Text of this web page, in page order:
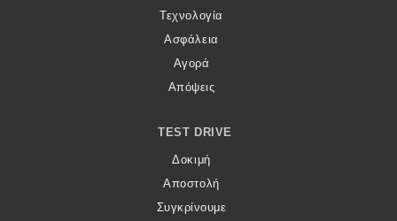
Τεχνολογία
Ασφάλεια
Αγορά
Απόψεις
TEST DRIVE
Δοκιμή
Αποστολή
Συγκρίνουμε